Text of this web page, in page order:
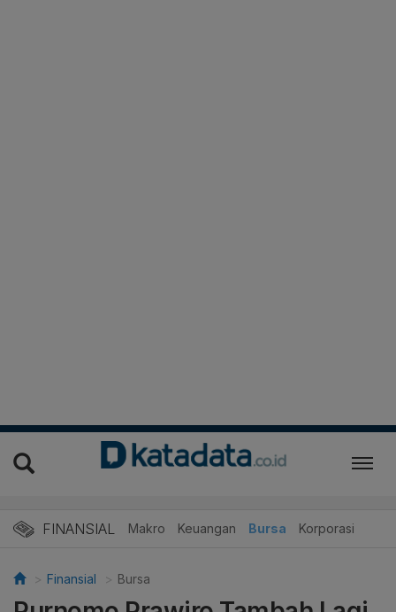
FINANSIAL Makro Keuangan Bursa Korporasi
Finansial Bursa